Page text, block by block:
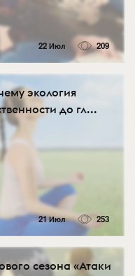
22 Июл 209
экология
до гл...
21 Июл 253
сезона «Атаки